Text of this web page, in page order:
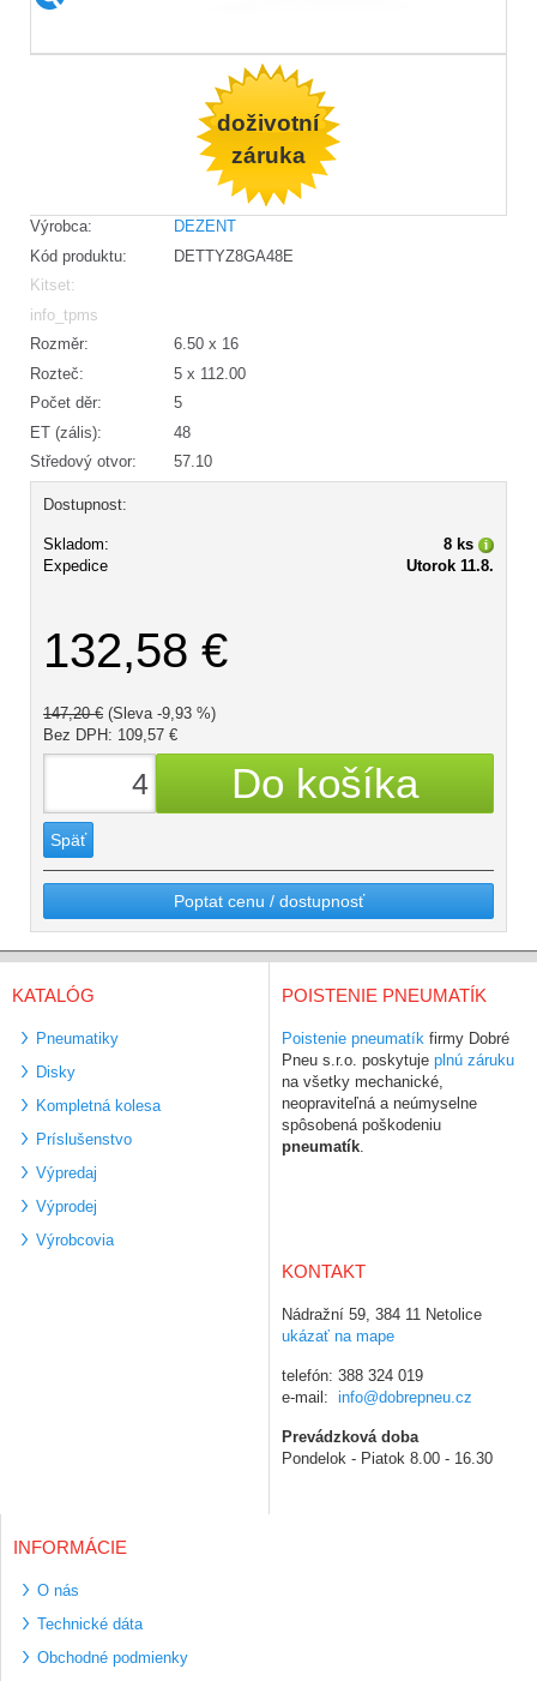
doživotní
záruka
Výrobca:
DEZENT
Kód produktu:
DETTYZ8GA48E
Kitset:
info_tpms
Rozměr:
6.50 x 16
Rozteč:
5 x 112.00
Počet děr:
5
ET (zális):
48
Středový otvor:
57.10
Dostupnost:
Skladom:
8 ks
Expedice
Utorok 11.8.
132,58 €
147,20 € (Sleva -9,93 %)
Bez DPH: 109,57 €
Späť
Poptat cenu / dostupnosť
KATALÓG
Pneumatiky
Disky
Kompletná kolesa
Príslušenstvo
Výpredaj
Výprodej
Výrobcovia
POISTENIE PNEUMATÍK
Poistenie pneumatík firmy Dobré
Pneu s.r.o. poskytuje plnú záruku
na všetky mechanické,
neopraviteľná a neúmyselne
spôsobená poškodeniu
pneumatík
KONTAKT
Nádražní 59, 384 11 Netolice
ukázať na mape
telefón: 388 324 019
e-mail: info@dobrepneu.cz
Prevádzková doba
Pondelok - Piatok 8.00 - 16.30
INFORMÁCIE
O nás
Technické dáta
Obchodné podmienky